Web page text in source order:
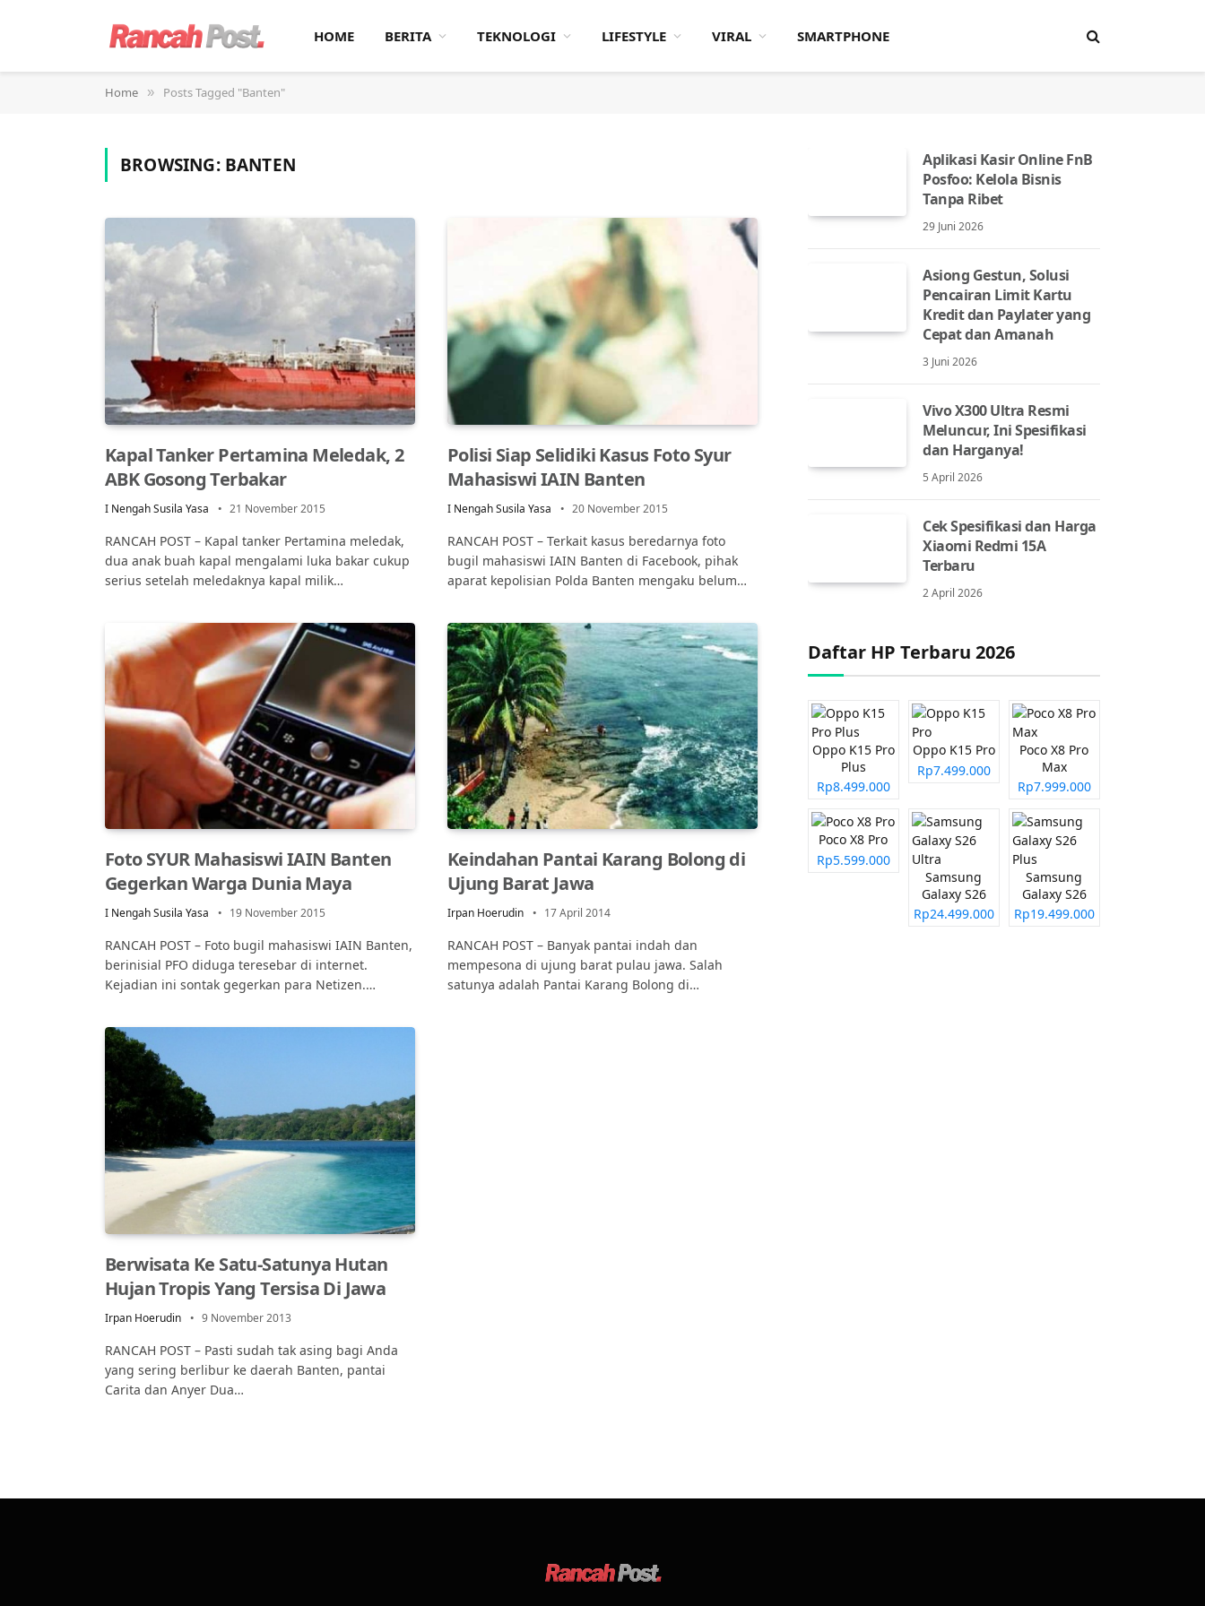
HOME BERITA TEKNOLOGI LIFESTYLE VIRAL SMARTPHONE
Home » Posts Tagged "Banten"
BROWSING: BANTEN
Kapal Tanker Pertamina Meledak, 2
ABK Gosong Terbakar
I Nengah Susila Yasa 21 November 2015
RANCAH POST – Kapal tanker Pertamina meledak,
dua anak buah kapal mengalami luka bakar cukup
serius setelah meledaknya kapal milik…
Polisi Siap Selidiki Kasus Foto Syur
Mahasiswi IAIN Banten
I Nengah Susila Yasa 20 November 2015
RANCAH POST – Terkait kasus beredarnya foto
bugil mahasiswi IAIN Banten di Facebook, pihak
aparat kepolisian Polda Banten mengaku belum…
Foto SYUR Mahasiswi IAIN Banten
Gegerkan Warga Dunia Maya
I Nengah Susila Yasa 19 November 2015
RANCAH POST – Foto bugil mahasiswi IAIN Banten,
berinisial PFO diduga teresebar di internet.
Kejadian ini sontak gegerkan para Netizen.…
Keindahan Pantai Karang Bolong di
Ujung Barat Jawa
Irpan Hoerudin 17 April 2014
RANCAH POST – Banyak pantai indah dan
mempesona di ujung barat pulau jawa. Salah
satunya adalah Pantai Karang Bolong di…
Berwisata Ke Satu-Satunya Hutan
Hujan Tropis Yang Tersisa Di Jawa
Irpan Hoerudin 9 November 2013
RANCAH POST – Pasti sudah tak asing bagi Anda
yang sering berlibur ke daerah Banten, pantai
Carita dan Anyer Dua…
Aplikasi Kasir Online FnB
Posfoo: Kelola Bisnis
Tanpa Ribet
29 Juni 2026
Asiong Gestun, Solusi
Pencairan Limit Kartu
Kredit dan Paylater yang
Cepat dan Amanah
3 Juni 2026
Vivo X300 Ultra Resmi
Meluncur, Ini Spesifikasi
dan Harganya!
5 April 2026
Cek Spesifikasi dan Harga
Xiaomi Redmi 15A
Terbaru
2 April 2026
Daftar HP Terbaru 2026
Oppo K15 Pro
Plus
Rp8.499.000
Oppo K15 Pro
Rp7.499.000
Poco X8 Pro
Max
Rp7.999.000
Poco X8 Pro
Rp5.599.000
Samsung
Galaxy S26
Ultra
Rp24.499.000
Samsung
Galaxy S26
Plus
Rp19.499.000